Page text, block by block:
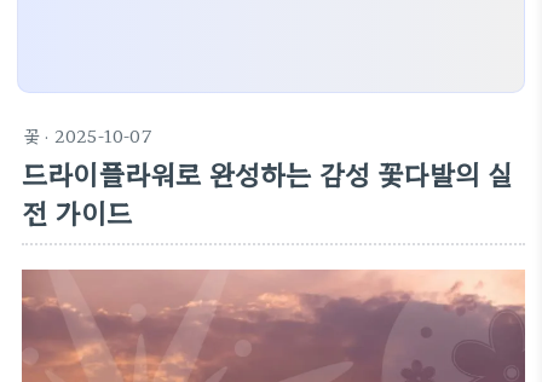
꽃 · 2025-10-07
드라이플라워로 완성하는 감성 꽃다발의 실
전 가이드